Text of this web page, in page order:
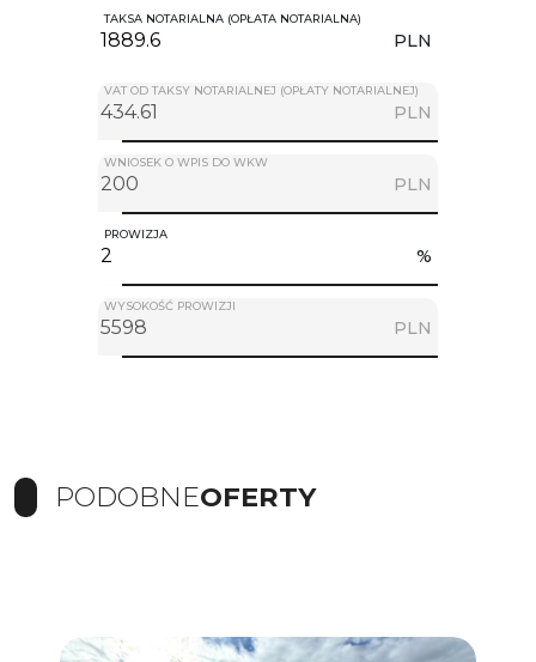
TAKSA NOTARIALNA (OPŁATA NOTARIALNA)
PLN
VAT OD TAKSY NOTARIALNEJ (OPŁATY NOTARIALNEJ)
PLN
WNIOSEK O WPIS DO WKW
PLN
PROWIZJA
%
WYSOKOŚĆ PROWIZJI
PLN
PODOBNEOFERTY